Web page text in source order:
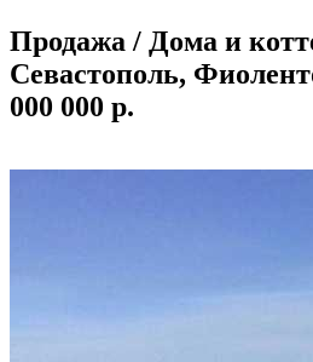
Продажа / Дома и
Севастополь,
000 000 р.